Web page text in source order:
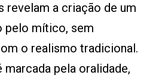
revelam a criação de um
pelo mítico, sem
o realismo tradicional.
marcada pela oralidade,